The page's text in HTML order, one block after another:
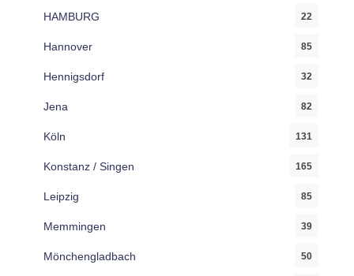
HAMBURG 22
Hannover 85
Hennigsdorf 32
Jena 82
Köln 131
Konstanz / Singen 165
Leipzig 85
Memmingen 39
Mönchengladbach 50